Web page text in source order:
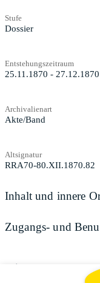
Stufe
Dossier
Entstehungszeitraum
25.11.1870 - 27.12.1870
Archivalienart
Akte/Band
Altsignatur
RRA70-80.XII.1870.82
Inhalt und innere
Zugangs- und
Teilen